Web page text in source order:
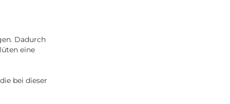
Dadurch
eine
bei dieser